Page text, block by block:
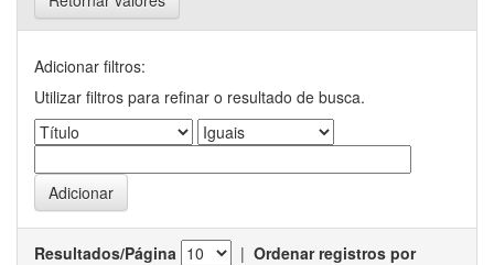
Adicionar filtros:
Utilizar filtros para refinar o resultado de busca.
Resultados/Página | Ordenar registros por